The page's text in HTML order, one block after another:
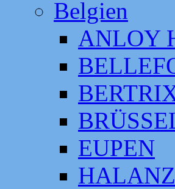
Belgien
ANLOY
EUPEN